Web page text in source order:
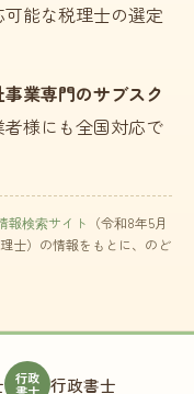
能な税理士の選定
業専門のサブスク
様にも全国対応で
報検索サイト （令和8年5月
士）の情報をもとに、のど
行政 行政書士